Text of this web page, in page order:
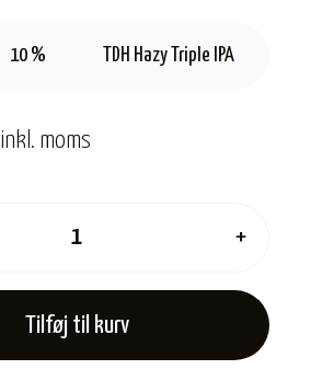
10 % TDH Hazy Triple IPA
inkl. moms
+
Tilføj til kurv